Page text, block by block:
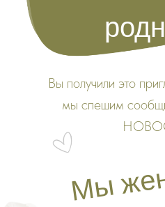
Вы получили это
мы спешим
Мы